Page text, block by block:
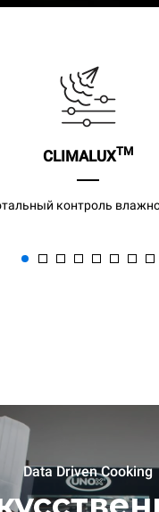
CLIMALUXTM
контроль
Data Driven Cooking